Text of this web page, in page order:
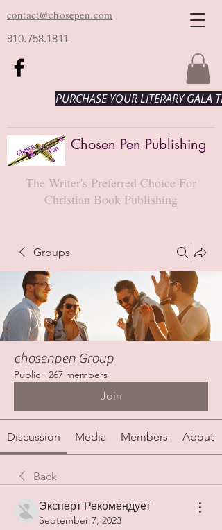
contact@chosepen.com
910.758.1811
PURCHASE YOUR LITERARY GALA
Chosen Pen Publishing
The Writer's Preferred Choice For
Christian Book Publishing
Groups
chosenpen Group
Public · 267 members
Join
Discussion Media Members About
Back
Эксперт Рекомендует
September 7, 2023